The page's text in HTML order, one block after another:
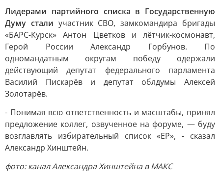
Лидерами партийного списка в Государственную
Думу стали участник СВО, замкомандира бригады
«БАРС-Курск» Антон Цветков и лётчик-космонавт,
Герой России Александр Горбунов. По
одномандатным округам победу одержали
действующий депутат федерального парламента
Василий Пискарёв и депутат облдумы Алексей
Золотарёв.
- Понимая всю ответственность и масштабы, принял
предложение коллег, озвученное на форуме, — буду
возглавлять избирательный список «ЕР», - сказал
Александр Хинштейн.
фото: канал Александра Хинштейна в МАКС